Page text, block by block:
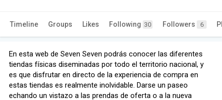
Timeline Groups Likes Following 30 Followers 6
En esta web de Seven Seven podrás conocer las diferentes
tiendas físicas diseminadas por todo el territorio nacional, y
es que disfrutar en directo de la experiencia de compra en
estas tiendas es realmente inolvidable. Darse un paseo
echando un vistazo a las prendas de oferta o a la nueva